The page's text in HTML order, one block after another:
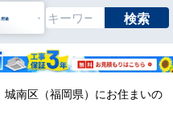
用途 検索
城南区（福岡県）にお住まいの